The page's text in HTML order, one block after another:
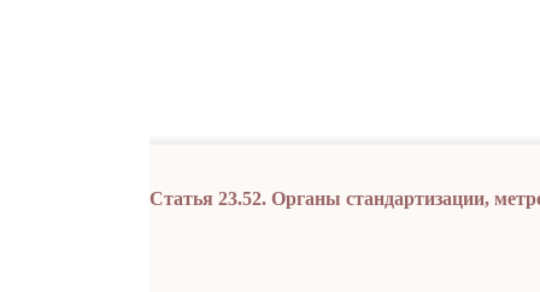
Статья 23.52. Органы стандартизации,